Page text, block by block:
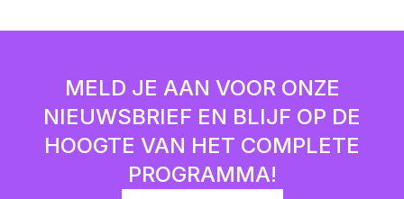
MELD JE AAN VOOR ONZE
NIEUWSBRIEF EN BLIJF OP DE
HOOGTE VAN HET COMPLETE
PROGRAMMA!